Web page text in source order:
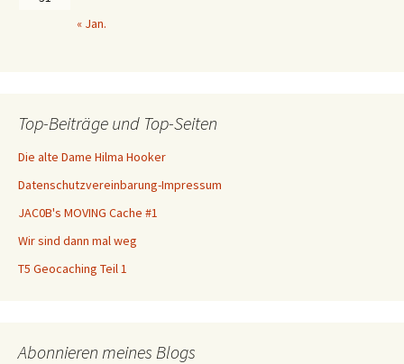
« Jan.
Top-Beiträge und Top-Seiten
Die alte Dame Hilma Hooker
Datenschutzvereinbarung-Impressum
JAC0B's MOVING Cache #1
Wir sind dann mal weg
T5 Geocaching Teil 1
Abonnieren meines Blogs